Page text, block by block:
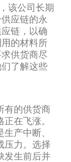
该公司长期
应链的永
链，以确
的材料所
供货商尽
了解这些
有的供货商
在飞涨。
产中断、
压力。选择
发生前后并